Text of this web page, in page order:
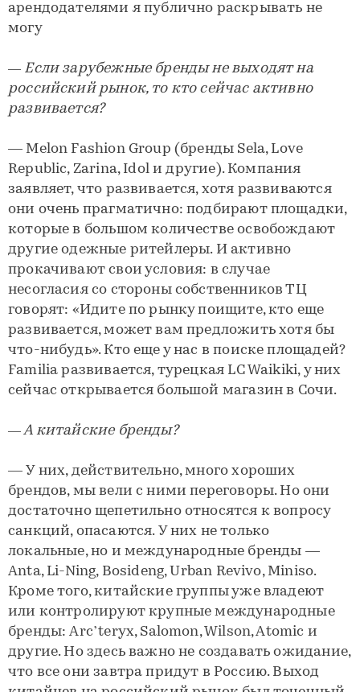
арендодателями я публично раскрывать не
могу
— Если зарубежные бренды не выходят на
российский рынок, то кто сейчас активно
развивается?
— Melon Fashion Group (бренды Sela, Love
Republic, Zarina, Idol и другие). Компания
заявляет, что развивается, хотя развиваются
они очень прагматично: подбирают площадки,
которые в большом количестве освобождают
другие одежные ритейлеры. И активно
прокачивают свои условия: в случае
несогласия со стороны собственников ТЦ
говорят: «Идите по рынку поищите, кто еще
развивается, может вам предложить хотя бы
что-нибудь». Кто еще у нас в поиске площадей?
Familia развивается, турецкая LC Waikiki, у них
сейчас открывается большой магазин в Сочи.
— А китайские бренды?
— У них, действительно, много хороших
брендов, мы вели с ними переговоры. Но они
достаточно щепетильно относятся к вопросу
санкций, опасаются. У них не только
локальные, но и международные бренды —
Anta, Li-Ning, Bosideng, Urban Revivo, Miniso.
Кроме того, китайские группы уже владеют
или контролируют крупные международные
бренды: Arc’teryx, Salomon, Wilson, Atomic и
другие. Но здесь важно не создавать ожидание,
что все они завтра придут в Россию. Выход